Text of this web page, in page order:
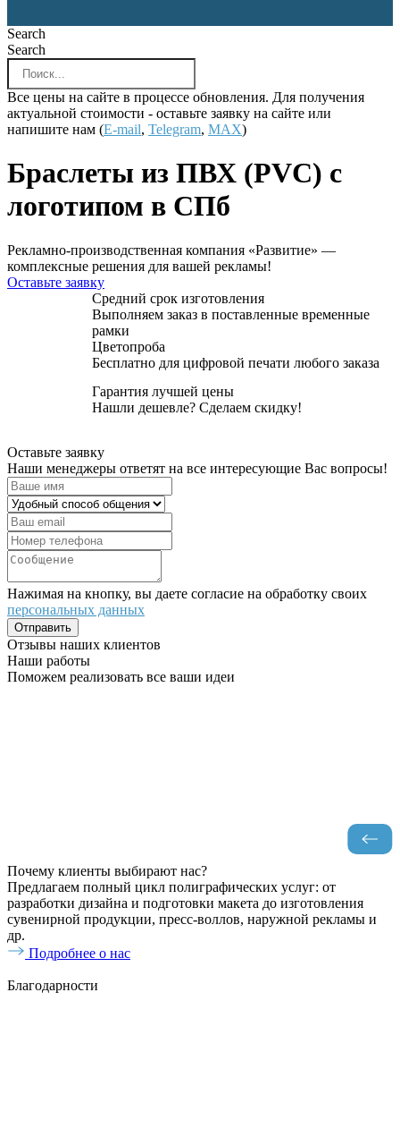
Search
Search
Все цены на сайте в процессе обновления. Для получения
актуальной стоимости - оставьте заявку на сайте или
напишите нам (E-mail, Telegram, MAX)
Браслеты из ПВХ (PVC) с
логотипом в СПб
Рекламно-производственная компания «Развитие» —
комплексные решения для вашей рекламы!
Оставьте заявку
Средний срок изготовления
Выполняем заказ в поставленные временные
рамки
Цветопроба
Бесплатно для цифровой печати любого заказа
Гарантия лучшей цены
Нашли дешевле? Сделаем скидку!
Оставьте заявку
Наши менеджеры ответят на все интересующие Вас вопросы!
Нажимая на кнопку, вы даете согласие на обработку своих
персональных данных
Отправить
Отзывы наших клиентов
Наши работы
Поможем реализовать все ваши идеи
Почему клиенты выбирают нас?
Предлагаем полный цикл полиграфических услуг: от
разработки дизайна и подготовки макета до изготовления
сувенирной продукции, пресс-воллов, наружной рекламы и
др.
Подробнее о нас
Благодарности